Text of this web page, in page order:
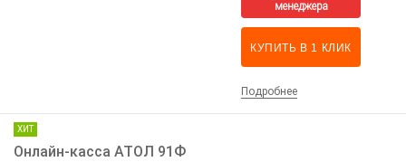
КУПИТЬ В 1 КЛИК
Подробнее
ХИТ
Онлайн-касса АТОЛ 91Ф